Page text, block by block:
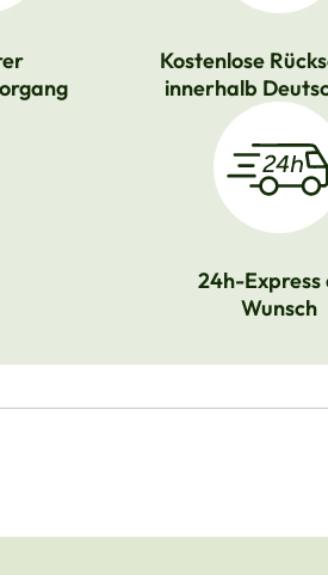
Kostenlose
innerhalb
24h-
Wunsch